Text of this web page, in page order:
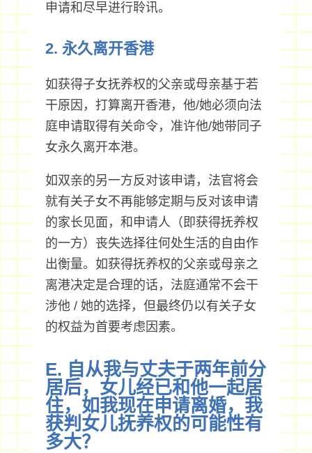
申请和尽早进行聆讯。
2. 永久离开香港
如获得子女抚养权的父亲或母亲基于若
干原因，打算离开香港，他/她必须向法
庭申请取得有关命令，准许他/她带同子
女永久离开本港。
如双亲的另一方反对该申请，法官将会
就有关子女不再能够定期与反对该申请
的家长见面，和申请人（即获得抚养权
的一方）丧失选择往何处生活的自由作
出衡量。如获得抚养权的父亲或母亲之
离港决定是合理的话，法庭通常不会干
涉他 / 她的选择，但最终仍以有关子女
的权益为首要考虑因素。
E. 自从我与丈夫于两年前分
居后，女儿经已和他一起居
住，如我现在申请离婚，我
获判女儿抚养权的可能性有
多大？